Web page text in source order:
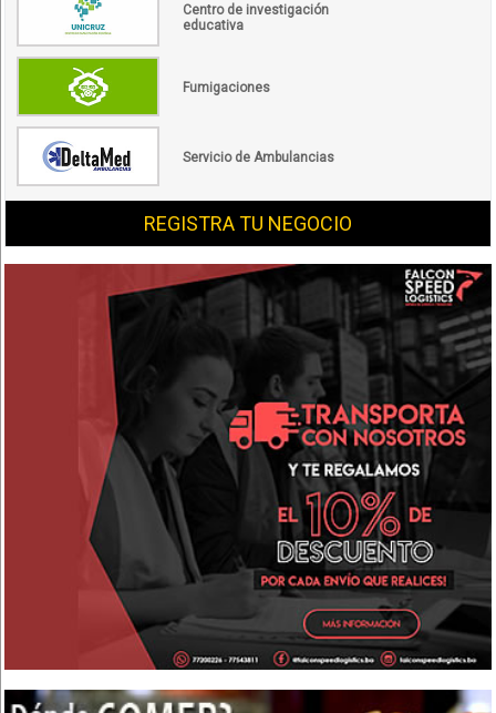
Centro de investigación
educativa
Fumigaciones
Servicio de Ambulancias
REGISTRA TU NEGOCIO